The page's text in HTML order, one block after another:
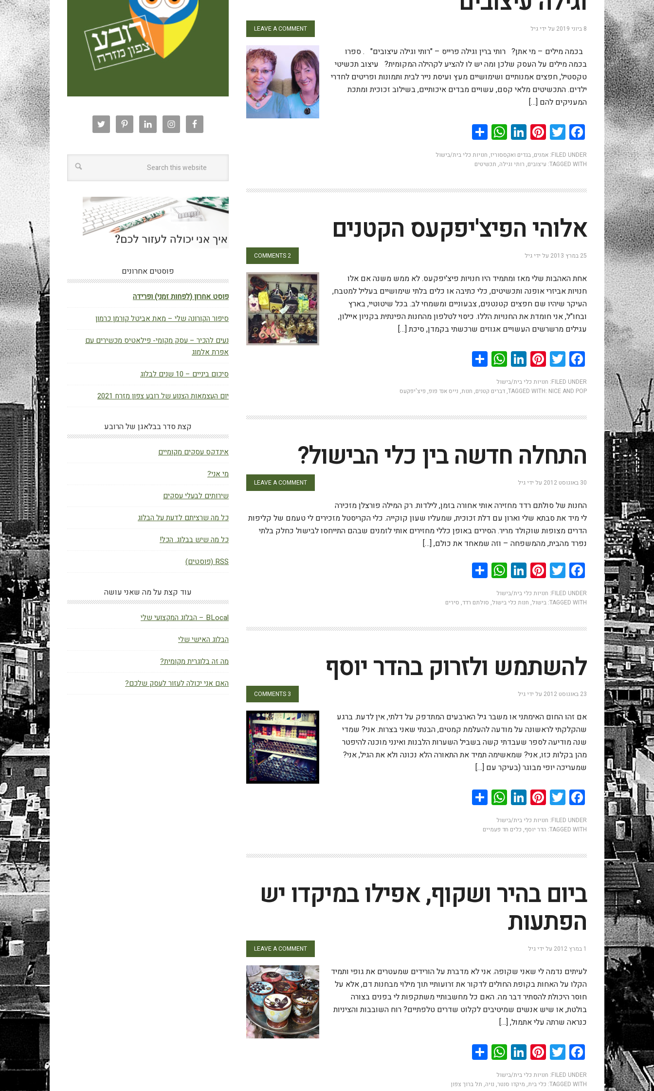
8 ביוני 2019 על ידיגיל LEAVE A COMMENT
בכמה מילים – מי אתן? רותי ברין וגילה פרייס – "רותי וגילה עיצובים" . ספרו
בכמה מילים על העסק שלכן ומה יש לו להציע לקהילה המקומית? עיצוב תכשיטי
טקסטיל, חפצים אמנותיים ושימושיים מעץ ועיסת נייר לבית ותמונות ופריטים לחדרי
ילדים. התכשיטים מלאי קסם, עשויים מבדים איכותיים, בשילוב זכוכית ומתכת
המעניקים להם […]
Facebook
Twitter
Pinterest
LinkedIn
WhatsApp
FILED UNDER: אמנים, בגדים ואקססוריז, חנויות כלי בית/בישול
TAGGED WITH: עיצובים, רותי וגילה, תכשיטים
אלוהי הפיצ'יפקעס הקטנים
25 במרץ 2013 על ידיגיל 2 COMMENTS
אחת האהבות שלי מאז ומתמיד היו חנויות פיצ'יפקעס. לא ממש משנה אם אלו
חנויות אביזרי אופנה ותכשיטים, כלי כתיבה או כלים בלתי שימושיים בעליל למטבח,
העיקר שיהיו שם חפצים קטנטנים, צבעוניים ומשמחי לב. בכל שיטוטיי, בארץ
ובחו"ל, אני חומדת את החנויות הללו. כיסוי לטלפון מהחנות הפינתית בקניון איילון,
עגילים מרשרשים העשויים אגוזים שרכשתי בקמדן, סיכת […]
Facebook
Twitter
Pinterest
LinkedIn
WhatsApp
FILED UNDER: חנויות כלי בית/בישול
TAGGED WITH: NICE AND POP
, דברים קטנים, חנות, נייס אנד פופ, פיצ'יפקעס
התחלה חדשה בין כלי הבישול?
30 באוגוסט 2012 על ידיגיל LEAVE A COMMENT
החנות של סולתם רדד מחזירה אותי אחורה בזמן, לילדות. רק המילה פורצלן מזכירה
לי מיד את סבתא שלי וארון עם דלת זכוכית, שמעליו שעון קוקייה. כלי הקריסטל מזכירים לי טעמם של קליפות
הדרים מצופות שוקולד מריר. הסירים באופן כללי מחזירים אותי לזמנים שבהם התייחסו לבישול כחלק בלתי
נפרד מהבית, מהמשפחה – וזה שמאחד את כולם, […]
Facebook
Twitter
Pinterest
LinkedIn
WhatsApp
FILED UNDER: חנויות כלי בית/בישול
TAGGED WITH: בישול, חנות כלי בישול, סולתם רדד, סירים
להשתמש ולזרוק בהדר יוסף
23 באוגוסט 2012 על ידיגיל 3 COMMENTS
אם זהו החום האימתני או משבר גיל הארבעים המתדפק על דלתי, אין לדעת. ברגע
שהקלקתי לראשונה על מודעה להעלמת קמטים, הבנתי שאני בצרות. אני? שמדי
שנה מודיעה לספר שעבדתי קשה בשביל השערות הלבנות ואינני מוכנה להיפטר
מהן בקלות כזו, אני? שמאשימה תמיד את התאורה הלא נכונה ולא את הגיל, אני?
שמעריכה יופי מבוגר (בעיקר עם […]
Facebook
Twitter
Pinterest
LinkedIn
WhatsApp
FILED UNDER: חנויות כלי בית/בישול
TAGGED WITH: הדר יוסף, כלים חד פעמיים
ביום בהיר ושקוף, אפילו במיקדו יש
הפתעות
1 במרץ 2012 על ידיגיל LEAVE A COMMENT
לעיתים נדמה לי שאני שקופה. אני לא מדברת על הורידים שמעטרים את גופי ותמיד
הקלו על האחות בקופת החולים לדקור את זרועותיי תוך מילוי מבחנות דם, אלא על
חוסר היכולת להסתיר דבר מה. האם כל מחשבותיי משתקפות לי בפנים בצורה
בולטת, או שיש אנשים שמיטיבים לקלוט שדרים טלפתיים? רוח השובבות והציניות
כנראה שרתה עלי אתמול, […]
Facebook
Twitter
Pinterest
LinkedIn
WhatsApp
FILED UNDER: חנויות כלי בית/בישול
TAGGED WITH: כלי בית, מיקדו סנטר, נויה, תל ברוך צפון
פוסטים אחרונים
פוסט אחרון (לפחות זמני) ופרידה
סיפור הקורונה שלי – מאת אביטל קורמן כרמון
נעים להכיר – עסק מקומי- פילאטיס מכשירים עם
אפרת אלמוג
סיכום ביניים – 10 שנים לבלוג
יום העצמאות הצנוע של רובע צפון מזרח 2021
קצת סדר בבלאגן של הרובע
אינדקס עסקים מקומיים
מי אני?
שירותים לבעלי עסקים
כל מה שרציתם לדעת על הבלוג
כל מה שיש בבלוג. הכל!
RSS (פוסטים)
עוד קצת על מה שאני עושה
BLocal – הבלוג המקצועי שלי
הבלוג האישי שלי
מה זה בלוגרית מקומית?
האם אני יכולה לעזור לעסק שלכם?